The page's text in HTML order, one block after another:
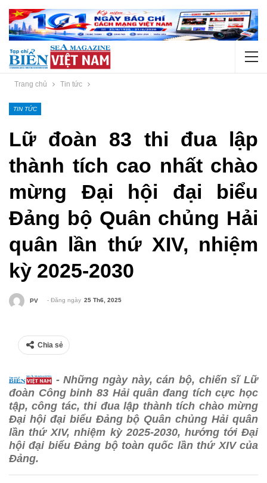
Trang chủ Tin tức
TIN TỨC
Lữ đoàn 83 thi đua lập
thành tích cao nhất chào
mừng Đại hội đại biểu
Đảng bộ Quân chủng Hải
quân lần thứ XIV, nhiệm
kỳ 2025-2030
PV - Đăng ngày 25 Th6, 2025
Chia sẻ
- Những ngày này, cán bộ, chiến sĩ Lữ
đoàn Công binh 83 Hải quân đang tích cực học
tập, công tác, thi đua lập thành tích chào mừng
Đại hội đại biểu Đảng bộ Quân chủng Hải quân
lần thứ XIV, nhiệm kỳ 2025-2030, hướng tới Đại
hội đại biểu Đảng bộ toàn quốc lần thứ XIV của
Đảng.